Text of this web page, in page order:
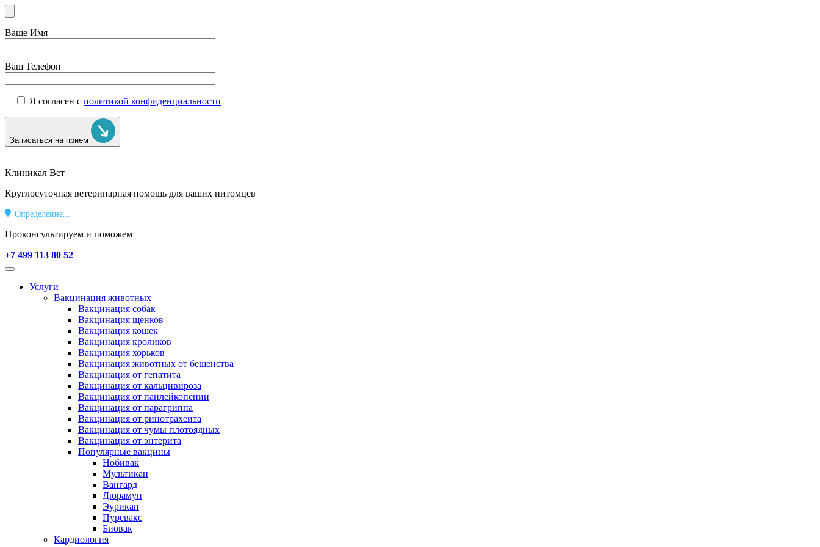
Ваше Имя
Ваш Телефон
Я согласен с политикой конфиденциальности
Записаться на прием
Клиникал Вет
Круглосуточная ветеринарная помощь для ваших питомцев
Определение...
Проконсультируем и поможем
+7 499 113 80 52
Услуги
Вакцинация животных
Вакцинация собак
Вакцинация щенков
Вакцинация кошек
Вакцинация кроликов
Вакцинация хорьков
Вакцинация животных от бешенства
Вакцинация от гепатита
Вакцинация от кальцивироза
Вакцинация от панлейкопении
Вакцинация от парагриппа
Вакцинация от ринотрахеита
Вакцинация от чумы плотоядных
Вакцинация от энтерита
Популярные вакцины
Нобивак
Мультикан
Вангард
Дюрамун
Эурикан
Пуревакс
Биовак
Кардиология